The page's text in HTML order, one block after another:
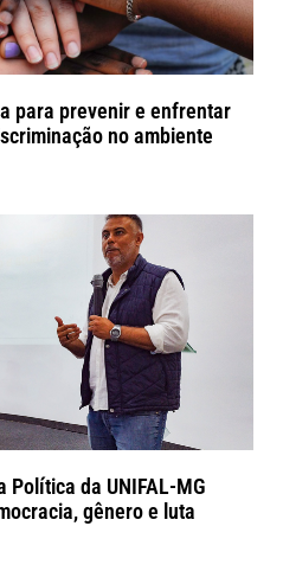
para prevenir e enfrentar
no ambiente
da UNIFAL-MG
gênero e luta